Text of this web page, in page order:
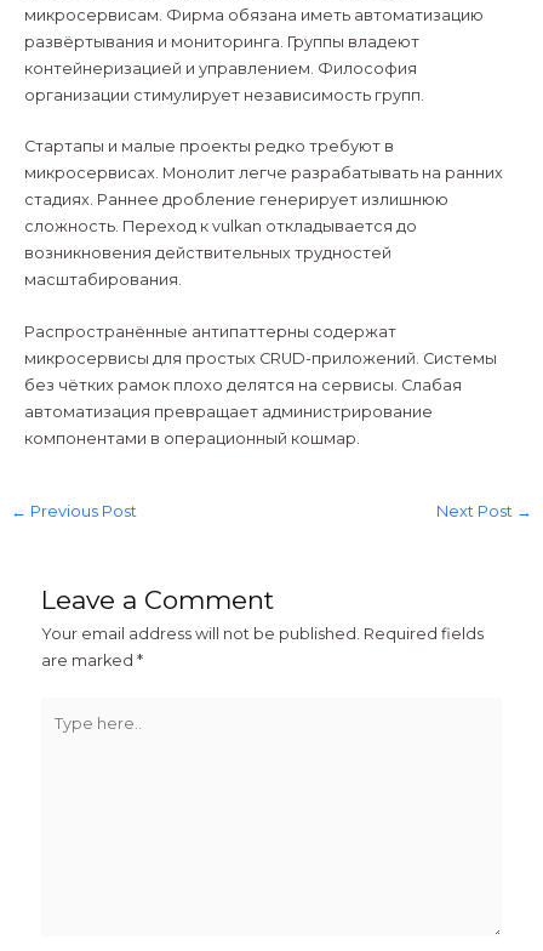
микросервисам. Фирма обязана иметь автоматизацию
развёртывания и мониторинга. Группы владеют
контейнеризацией и управлением. Философия
организации стимулирует независимость групп.
Стартапы и малые проекты редко требуют в
микросервисах. Монолит легче разрабатывать на ранних
стадиях. Раннее дробление генерирует излишнюю
сложность. Переход к vulkan откладывается до
возникновения действительных трудностей
масштабирования.
Распространённые антипаттерны содержат
микросервисы для простых CRUD-приложений. Системы
без чётких рамок плохо делятся на сервисы. Слабая
автоматизация превращает администрирование
компонентами в операционный кошмар.
← Previous Post Next Post →
Leave a Comment
Your email address will not be published. Required fields
are marked*
here..